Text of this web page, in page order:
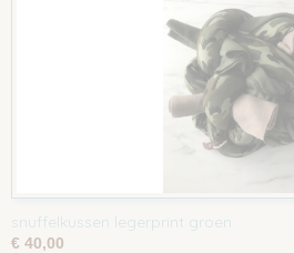
snuffelkussen legerprint groen
€ 40,00